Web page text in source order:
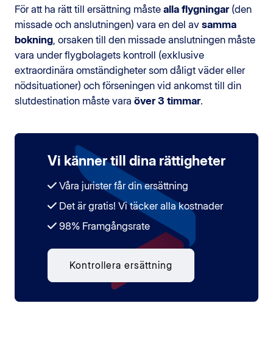
För att ha rätt till ersättning måste alla flygningar(den
missade och anslutningen) vara en del av samma
bokning , orsaken till den missade anslutningen måste
vara under flygbolagets kontroll (exklusive
extraordinära omständigheter som dåligt väder eller
nödsituationer) och förseningen vid ankomst till din
slutdestination måste vara över 3 timmar.
Vi känner till dina rättigheter
Våra jurister får din ersättning
Det är gratis! Vi täcker alla kostnader
98% Framgångsrate
Kontrollera ersättning